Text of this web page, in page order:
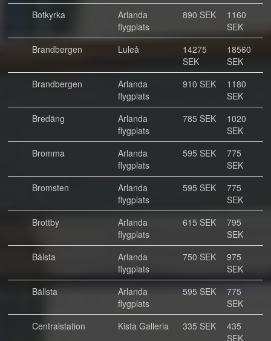
Botkyrka
Arlanda
flygplats
890 SEK
1160
SEK
Brandbergen
Luleå
14275
SEK
18560
SEK
Brandbergen
Arlanda
flygplats
910 SEK
1180
SEK
Bredäng
Arlanda
flygplats
785 SEK
1020
SEK
Bromma
Arlanda
flygplats
595 SEK
775
SEK
Bromsten
Arlanda
flygplats
595 SEK
775
SEK
Brottby
Arlanda
flygplats
615 SEK
795
SEK
Bålsta
Arlanda
flygplats
750 SEK
975
SEK
Bällsta
Arlanda
flygplats
595 SEK
775
SEK
Centralstation
Kista Galleria 335 SEK
435
SEK